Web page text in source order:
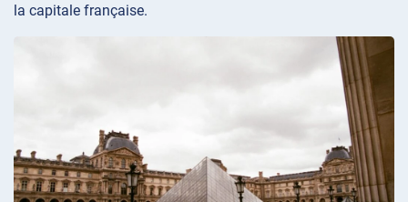
la capitale française.